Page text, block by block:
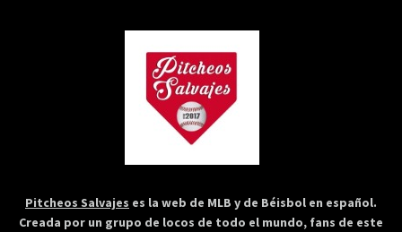
Pitcheos Salvajes es la web de MLB y de Béisbol en español.
Creada por un grupo de locos de todo el mundo, fans de este